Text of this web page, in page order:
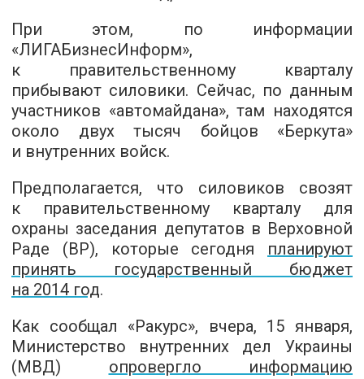
При этом, по информации
«ЛИГАБизнесИнформ»,
к правительственному кварталу
прибывают силовики. Сейчас, по данным
участников «автомайдана», там находятся
около двух тысяч бойцов «Беркута»
и внутренних войск.
Предполагается, что силовиков свозят
к правительственному кварталу для
охраны заседания депутатов в Верховной
Раде (ВР), которые сегодня планируют
принять государственный бюджет
на 2014 год.
Как сообщал «Ракурс», вчера, 15 января,
Министерство внутренних дел Украины
(МВД) опровергло информацию